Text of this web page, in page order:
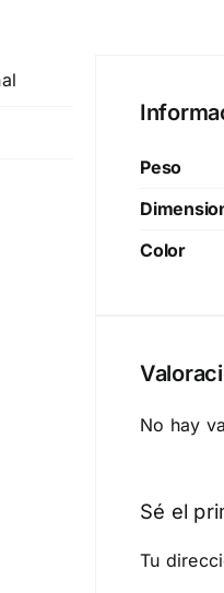
Peso
Color
No hay
Sé el
Tu